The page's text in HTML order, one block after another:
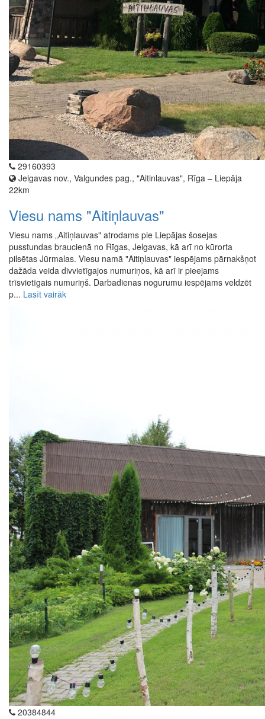
29160393
Jelgavas nov., Valgundes pag., "Aitinlauvas", Rīga – Liepāja
22km
Viesu nams "Aitiņlauvas"
Viesu nams „Aitiņlauvas" atrodams pie Liepājas šosejas
pusstundas braucienā no Rīgas, Jelgavas, kā arī no kūrorta
pilsētas Jūrmalas. Viesu namā "Aitiņlauvas" iespējams pārnakšņot
dažāda veida divvietīgajos numuriņos, kā arī ir pieejams
trīsvietīgais numuriņš. Darbadienas nogurumu iespējams veldzēt
p... Lasīt vairāk
20384844